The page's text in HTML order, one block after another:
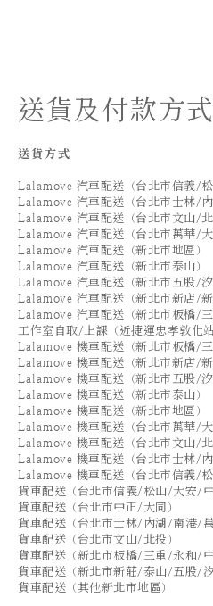
送貨及付款方式
送貨方式
Lalamove 汽車配送（台北市信義/
Lalamove 汽車配送（台北市士林/內
Lalamove 汽車配送（台北市文山/北
Lalamove 汽車配送（台北市萬華/大
Lalamove 汽車配送（新北市地區）
Lalamove 汽車配送（新北市泰山）
Lalamove 汽車配送（新北市五股/
Lalamove 汽車配送（新北市新店/新
Lalamove 汽車配送（新北市板橋/
工作室自取/上課（近捷運忠孝敦化站
Lalamove 機車配送（新北市板橋/
Lalamove 機車配送（新北市新店/新
Lalamove 機車配送（新北市五股/
Lalamove 機車配送（新北市泰山）
Lalamove 機車配送（新北市地區）
Lalamove 機車配送（台北市萬華/大
Lalamove 機車配送（台北市文山/北
Lalamove 機車配送（台北市士林/內
Lalamove 機車配送（台北市信義/
貨車配送（台北市信義/松山/大安/中
貨車配送（台北市中正/大同）
貨車配送（台北市士林/內湖/南港/萬
貨車配送（台北市文山/北投）
貨車配送（新北市板橋/三重/永和/中
貨車配送（新北市新莊/泰山/五股/
貨車配送（其他新北市地區）